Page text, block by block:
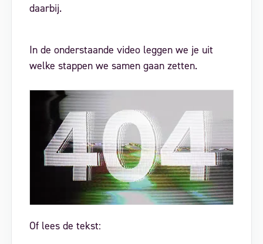
daarbij.
In de onderstaande video leggen we je uit
welke stappen we samen gaan zetten.
Of lees de tekst: